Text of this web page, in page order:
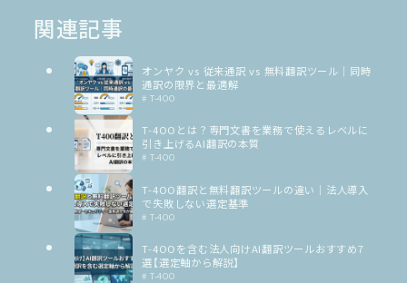
関連記事
オンヤク vs 従来通訳 vs 無料翻訳ツール｜同時
通訳の限界と最適解
# T-4OO
T-4OOとは？専門文書を業務で使えるレベルに
引き上げるAI翻訳の本質
# T-4OO
T-4OO翻訳と無料翻訳ツールの違い｜法人導入
で失敗しない選定基準
# T-4OO
T-4OOを含む法人向けAI翻訳ツールおすすめ7
選【選定軸から解説】
# T-4OO